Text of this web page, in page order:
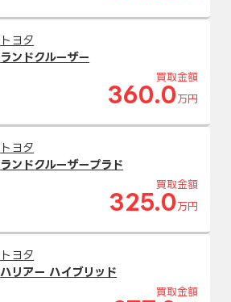
トヨタ
ランドクルーザー
買取金額
360.0 万円
トヨタ
ランドクルーザープラド
買取金額
325.0 万円
トヨタ
ハリアー ハイブリッド
買取金額